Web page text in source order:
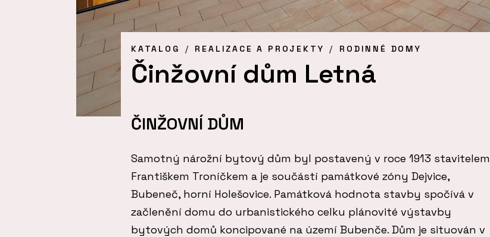
KATALOG REALIZACE A PROJEKTY RODINNÉ DOMY
Činžovní dům Letná
ČINŽOVNÍ DŮM
Samotný nárožní bytový dům byl postavený v roce 1913 stavitelem
Františkem Troníčkem a je součástí památkové zóny Dejvice,
Bubeneč, horní Holešovice. Památková hodnota stavby spočívá v
začlenění domu do urbanistického celku plánovité výstavby
bytových domů koncipované na území Bubenče. Dům je situován v